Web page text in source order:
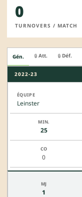
0
TURNOVERS / MATCH
Gén. 🔒 Att. 🔒 Déf.
2022-23
Leinster
25
0
1